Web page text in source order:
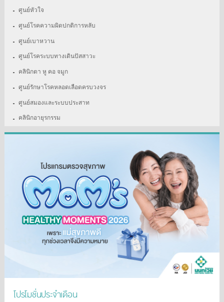
ศูนย์หัวใจ
ศูนย์โรคความผิดปกติการหลับ
ศูนย์เบาหวาน
ศูนย์โรคระบบทางเดินปัสสาวะ
คลินิกตา หู คอ จมูก
ศูนย์รักษาโรคหลอดเลือดครบวงจร
ศูนย์สมองและระบบประสาท
คลินิกอายุรกรรม
โปรโมชั่นประจำเดือน